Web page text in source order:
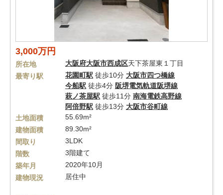
3,000万円
所在地 大阪府大阪市西成区天下茶屋東１丁目
最寄り駅
花園町駅 徒歩10分 大阪市四つ橋線
今船駅 徒歩4分 阪堺電気軌道阪堺線
萩ノ茶屋駅 徒歩11分 南海電鉄高野線
阿倍野駅 徒歩13分 大阪市谷町線
土地面積
55.69m²
建物面積
89.30m²
間取り
3LDK
階数
3階建て
築年月
2020年10月
建物現況
居住中